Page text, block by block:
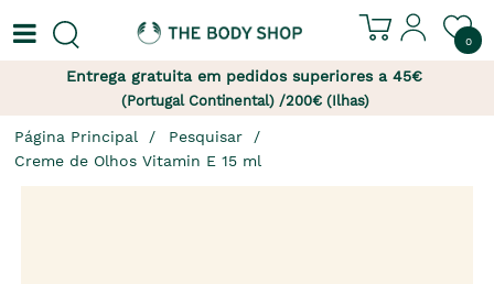
0
Entrega gratuita em pedidos superiores a 45€
(Portugal Continental) /200€ (Ilhas)
Página Principal
Pesquisar
Creme de Olhos Vitamin E 15 ml